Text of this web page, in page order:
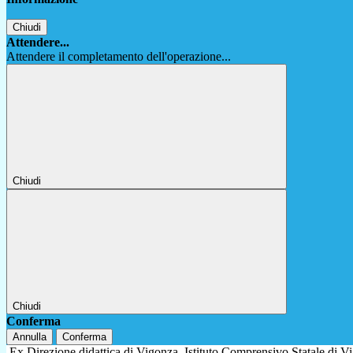
Chiudi
Attendere...
Attendere il completamento dell'operazione...
Chiudi
Chiudi
Conferma
Annulla Conferma